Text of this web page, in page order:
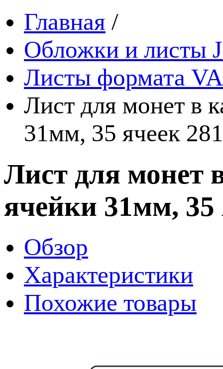
Главная /
Обложки и листы
Листы формата
Лист для монет в
31мм, 35 ячеек
Лист для монет
ячейки 31мм,
Обзор
Характеристики
Похожие товары